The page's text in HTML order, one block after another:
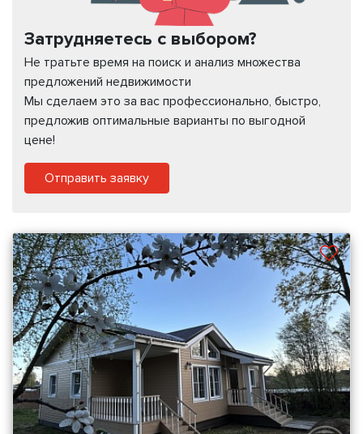
Затрудняетесь с выбором?
Не тратьте время на поиск и анализ множества
предложений недвижимости
Мы сделаем это за вас профессионально, быстро,
предложив оптимальные варианты по выгодной
цене!
Отправить заявку